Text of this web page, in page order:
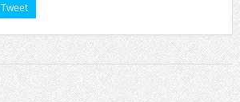
Tweet